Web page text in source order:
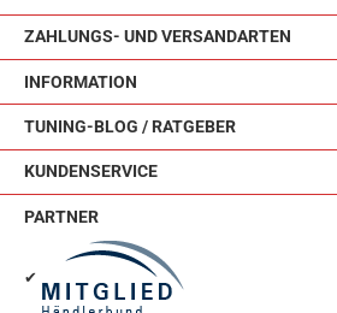
ZAHLUNGS- UND VERSANDARTEN
INFORMATION
TUNING-BLOG / RATGEBER
KUNDENSERVICE
PARTNER
✔